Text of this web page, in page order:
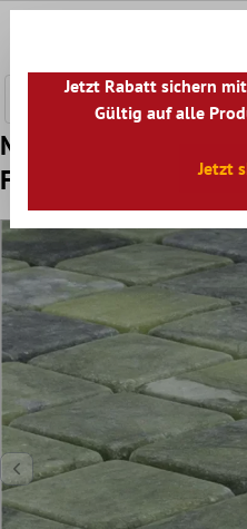
Muster von Marmor
Fliesen Valendria
Jetzt Rabatt sichern
Gültig auf alle
Jetzt